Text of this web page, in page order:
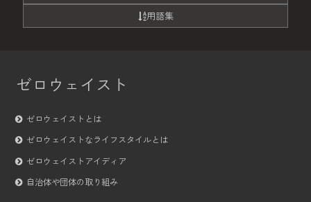
用語集
ゼロウェイスト
ゼロウェイストとは
ゼロウェイストなライフスタイルとは
ゼロウェイストアイディア
自治体や団体の取り組み